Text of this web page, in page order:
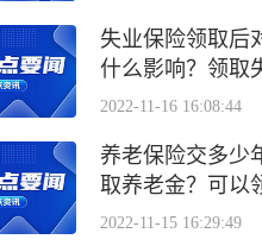
失业保险领取后
什么影响？领取
2022-11-16 16:08:44
养老保险交多少
取养老金？可以
2022-11-15 16:29:49